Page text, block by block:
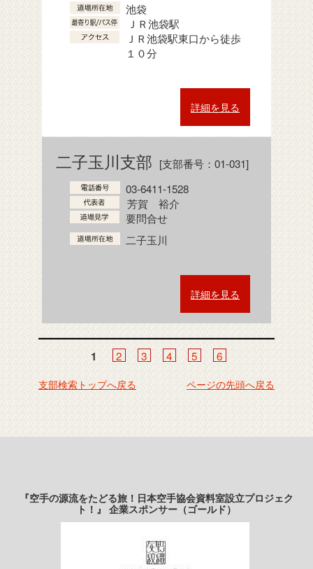
池袋
ＪＲ池袋駅
ＪＲ池袋駅東口から徒歩
１０分
詳細を見る
二子玉川支部 [支部番号：01-031]
03-6411-1528
芳賀 裕介
要問合せ
二子玉川
詳細を見る
1 2 3 4 5 6
支部検索トップへ戻る ページの先頭へ戻る
『空手の源流をたどる旅！日本空手協会資料室設立プロジェク
ト！』 企業スポンサー（ゴールド）